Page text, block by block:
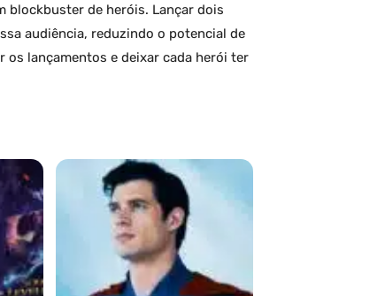
blockbuster de heróis. Lançar dois
audiência, reduzindo o potencial de
os lançamentos e deixar cada herói ter